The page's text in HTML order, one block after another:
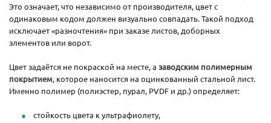
Это означает, что независимо от производителя, цвет с
одинаковым кодом должен визуально совпадать. Такой подход
исключает «разночтения» при заказе листов, доборных
элементов или ворот.
Цвет задаётся не покраской на месте, а заводским полимерным
покрытием, которое наносится на оцинкованный стальной лист.
Именно полимер (полиэстер, пурал, PVDF и др.) определяет:
стойкость цвета к ультрафиолету,